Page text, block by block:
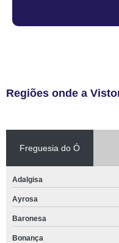
Regiões onde a
Freguesia do Ó
Adalgisa
Ayrosa
Baronesa
Bonança